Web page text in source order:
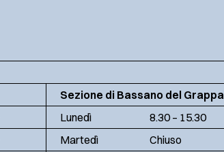
Sezione di Bassano del Grappa
Lunedì
8.30 – 15.30
Martedì
Chiuso